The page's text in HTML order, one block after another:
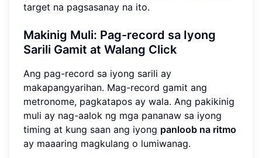
target na pagsasanay na ito.
Makinig Muli: Pag-record sa Iyong
Sarili Gamit at Walang Click
Ang pag-record sa iyong sarili ay
makapangyarihan. Mag-record gamit ang
metronome, pagkatapos ay wala. Ang pakikinig
muli ay nag-aalok ng mga pananaw sa iyong
timing at kung saan ang iyong panloob na ritmo
ay maaaring magkulang o lumiwanag.